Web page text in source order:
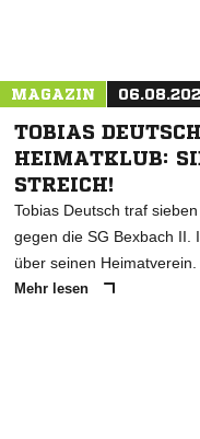
MAGAZIN
TOBIAS
HEIMATKLUB:
STREICH!
Tobias Deutsch traf
gegen die SG Bexbach II.
über seinen Heimatverein.
Mehr lesen